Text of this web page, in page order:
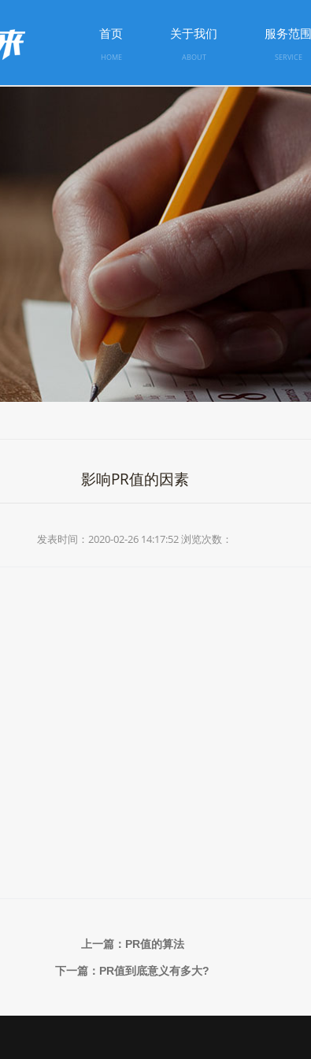
首页
HOME
关于我们
ABOUT
服务范围
SERVICE
影响PR值的因素
发表时间：2020-02-26 14:17:52 浏览次数：
上一篇：PR值的算法
下一篇：PR值到底意义有多大?